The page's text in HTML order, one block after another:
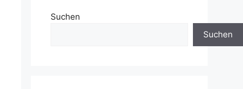
Suchen
Suchen